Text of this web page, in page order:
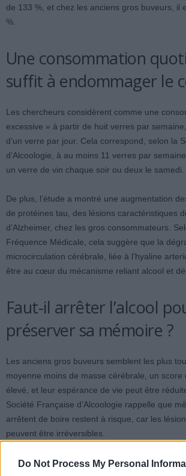
Do Not Process My Personal
de 133 %, et chez les anciens gros buveurs, il
%.
Une consommation
suffit à endommager le
Les chercheurs considèrent comme une
excessive » à partir de huit verres par
d’un verre par jour. Cela correspond, selon la
d’Alcoologie, à au moins 11 verres par
un verre de vin chaque soir ou deux le samedi.
De plus, l’étude a montré une augmentation
de protéines tau, des lésions caractéristiques
d’Alzheimer, chez les gros consommateurs.
Fréquence Médicale, cela suggère que la
microcirculation cérébrale, liée à l’hyaline
être au cœur du mécanisme reliant alcool et
Faut-il arrêter l’alcool
préserver sa mémoire ?
Les anciens gros buveurs semblent les plus
moyenne moins de masse cérébrale, un score
élevé, et leur espérance de vie peut être
Société Française d’Alcoologie rappelle que
arrêtent de boire restent à risque, car les
peuvent être irréversibles.
Selon le Dr Mike Sevilla, la consommation